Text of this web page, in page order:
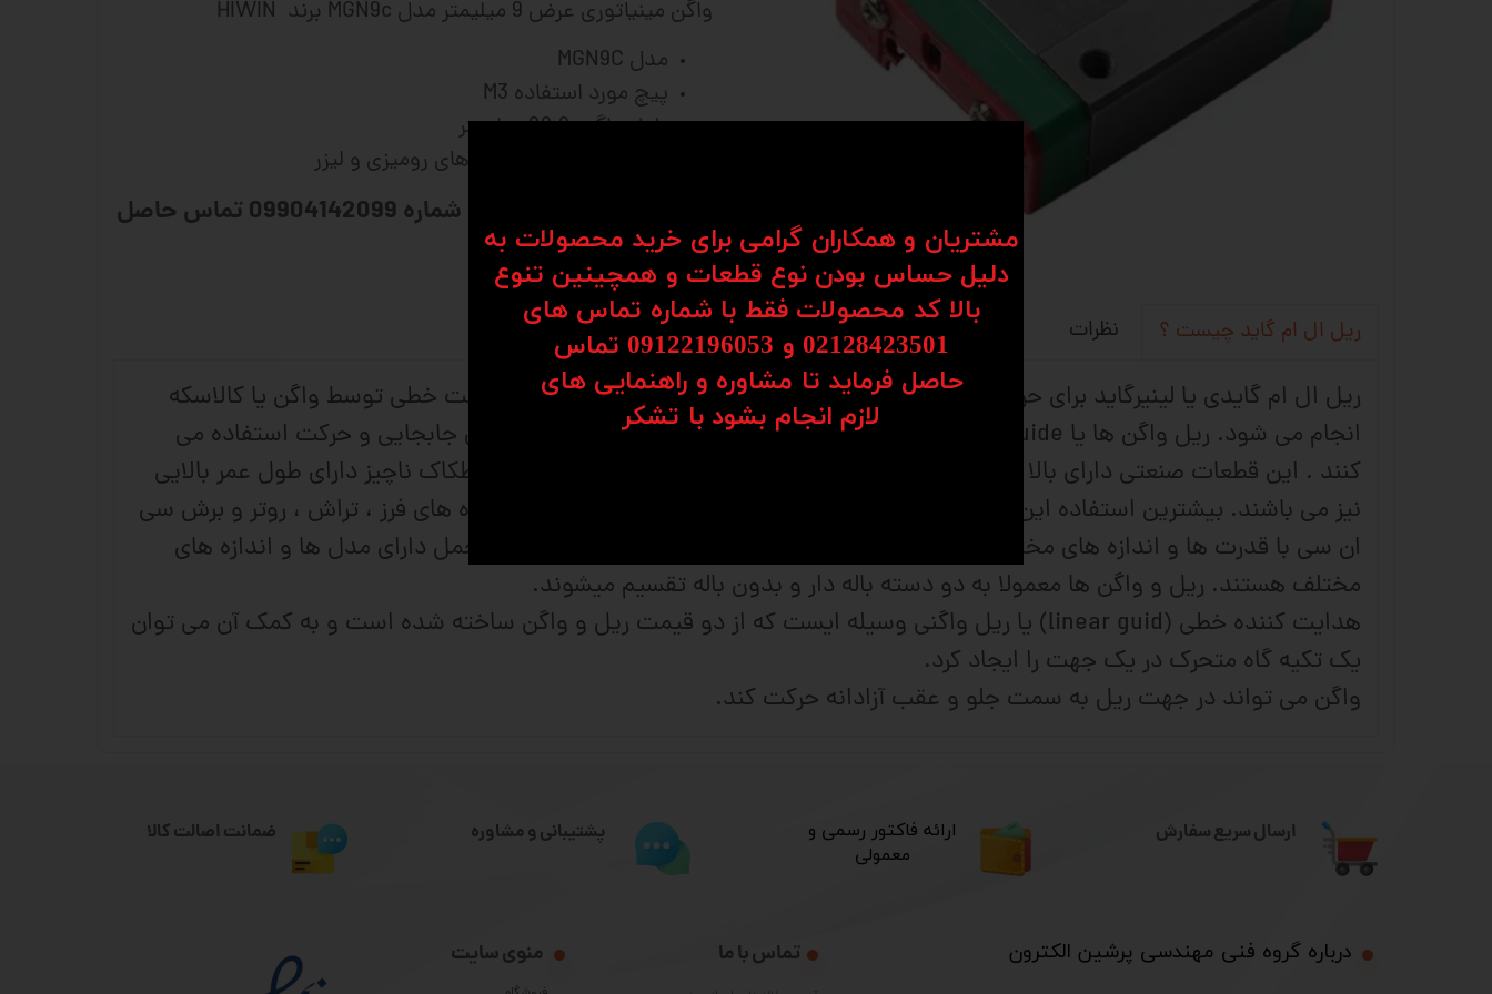
واگن مینیاتوری عرض 9 میلیمتر مدل MGN9c برند HIWIN
مدل MGN9C
پیچ مورد استفاده M3
طول واگن 28.9 میلیمتر
مناسب ساخت دستگاه های رومیزی و لیزر
برای مشاوره و سفارش با شماره 09904142099 تماس حاصل
فرمایید
ریل ال ام گاید چیست ؟ نظرات
ریل ال ام گایدی یا لینیرگاید برای حرکت خطی با دقت بالا استفاده می شود و در لینیرگاید , حرکت خطی توسط واگن یا کالاسکه
انجام می شود. ریل واگن ها یا LM Guide ها نوعی سیستم حرکتی هستند که از ساچمه ها برای جابجایی و حرکت استفاده می
کنند . این قطعات صنعتی دارای بالا ترین کیفیت ممکن هستند و به دلیل دقت بسیار بالا و اصطکاک ناچیز دارای طول عمر بالایی
نیز می باشند. بیشترین استفاده این قطعات در محور دستگاه های CNC مختلف از جمله دستگاه های فرز ، تراش ، روتر و برش سی
ان سی با قدرت ها و اندازه های مختلف می باشد. ریل و واگن ها از نظر اندازه و قدرت قابل تحمل دارای مدل ها و اندازه های
مختلف هستند. ریل و واگن ها معمولا به دو دسته باله دار و بدون باله تقسیم میشوند.
هدایت کننده خطی (linear guid) یا ریل واگنی وسیله ایست که از دو قیمت ریل و واگن ساخته شده است و به کمک آن می توان
یک تکیه گاه متحرک در یک جهت را ایجاد کرد.
واگن می تواند در جهت ریل به سمت جلو و عقب آزادانه حرکت کند.
ارسال سریع سفارش
درباره گروه فنی مهندسی پرشین الکترون​​​​​​​ منوی سایت تماس با ما
​ارائه فاکتور رسمی و
معمولی
پشتیبانی و مشاوره ضمانت اصالت کالا
​​مشتریان و همکاران گرامی برای خرید محصولات به
دلیل حساس بودن نوع قطعات و همچینین تنوع
بالا کد محصولات فقط با شماره تماس های
02128423501 و 09122196053​​​​​​​ تماس
حاصل فرماید تا مشاوره و راهنمایی های
​​​​​​​لازم انجام بشود با تشکر​​​​​​​